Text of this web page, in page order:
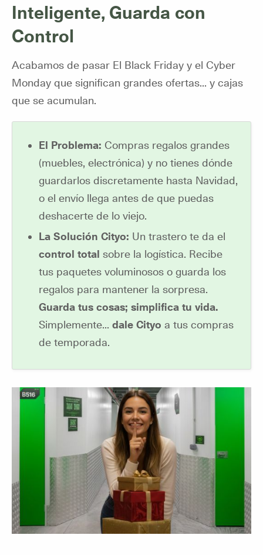
Inteligente, Guarda con
Control
Acabamos de pasar El Black Friday y el Cyber
Monday que significan grandes ofertas... y cajas
que se acumulan.
El Problema: Compras regalos grandes
(muebles, electrónica) y no tienes dónde
guardarlos discretamente hasta Navidad,
o el envío llega antes de que puedas
deshacerte de lo viejo.
La Solución Cityo: Un trastero te da el
control total sobre la logística. Recibe
tus paquetes voluminosos o guarda los
regalos para mantener la sorpresa.
Guarda tus cosas; simplifica tu vida.
Simplemente... dale Cityo a tus compras
de temporada.